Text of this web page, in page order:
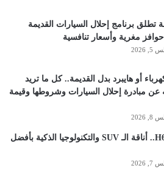
تطلق برنامج إحلال السيارات القديمة
حوافز مغرية وأسعار تنافسية
أو هايبرد بدل القديمة.. كل ما تريد
عن مبادرة إحلال السيارات وشروطها وقيمة
هافال H6.. أناقة الـ SUV والتكنولوجيا الذكية بأفضل